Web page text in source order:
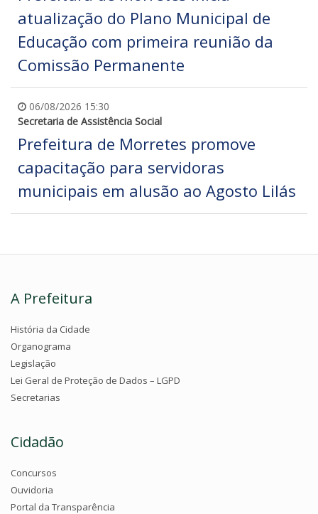
atualização do Plano Municipal de
Educação com primeira reunião da
Comissão Permanente
06/08/2026 15:30
Secretaria de Assistência Social
Prefeitura de Morretes promove
capacitação para servidoras
municipais em alusão ao Agosto Lilás
A Prefeitura
História da Cidade
Organograma
Legislação
Lei Geral de Proteção de Dados – LGPD
Secretarias
Cidadão
Concursos
Ouvidoria
Portal da Transparência